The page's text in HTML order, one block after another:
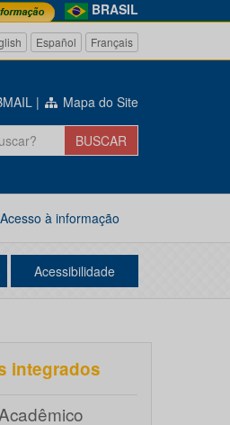
BRASIL
Español Français
| Mapa do Site
Acesso à informação
Acessibilidade
integrados